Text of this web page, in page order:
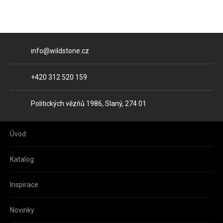
E-mail
info@wildstone.cz
Telefon
+420 312 520 159
Adresa
Politických vězňů 1986, Slaný, 274 01
Úvod
Katalog
Inspirace
Novinky